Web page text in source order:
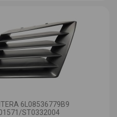
6L08536779B9
ST0332004